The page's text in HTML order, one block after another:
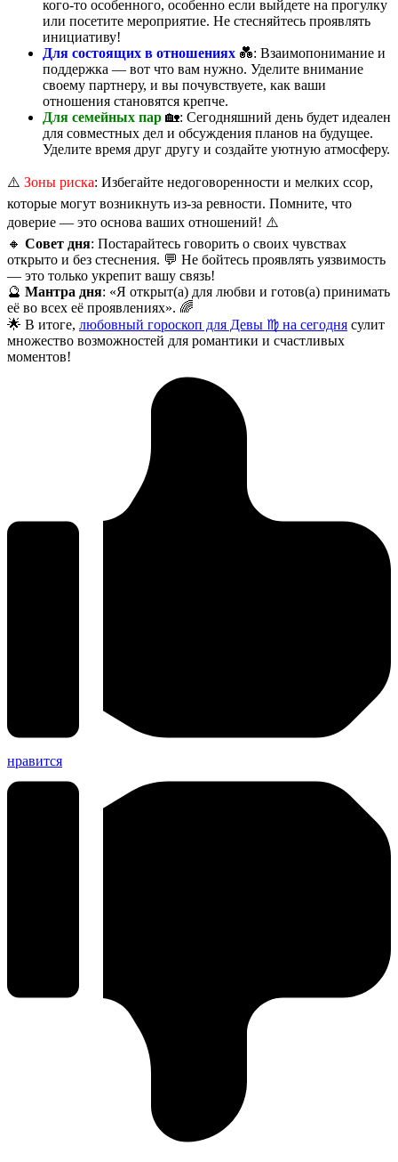
кого-то особенного, особенно если выйдете на прогулку
или посетите мероприятие. Не стесняйтесь проявлять
инициативу!
Для состоящих в отношениях 💑: Взаимопонимание и
поддержка — вот что вам нужно. Уделите внимание
своему партнеру, и вы почувствуете, как ваши
отношения становятся крепче.
Для семейных пар 🏡: Сегодняшний день будет идеален
для совместных дел и обсуждения планов на будущее.
Уделите время друг другу и создайте уютную атмосферу.
⚠️ Зоны риска: Избегайте недоговоренности и мелких ссор,
которые могут возникнуть из-за ревности. Помните, что
доверие — это основа ваших отношений! ⚠️
🔸 Совет дня: Постарайтесь говорить о своих чувствах
открыто и без стеснения. 💬 Не бойтесь проявлять уязвимость
— это только укрепит вашу связь!
🔮 Мантра дня: «Я открыт(а) для любви и готов(а) принимать
её во всех её проявлениях». 🌈
🌟 В итоге, любовный гороскоп для Девы ♍ на сегодня сулит
множество возможностей для романтики и счастливых
моментов!
нравится